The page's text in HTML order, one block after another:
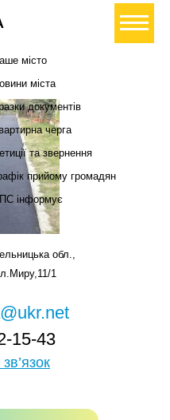
місто
міста
документів
черга
та звернення
прийому громадян
інформує
обл.,
1
15-43